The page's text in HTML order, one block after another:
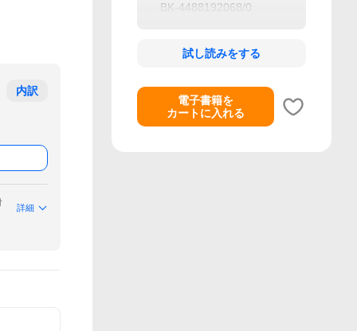
内訳
詳細
BK-4488192068/0
試し読みをする
電子書籍を
カートに入れる